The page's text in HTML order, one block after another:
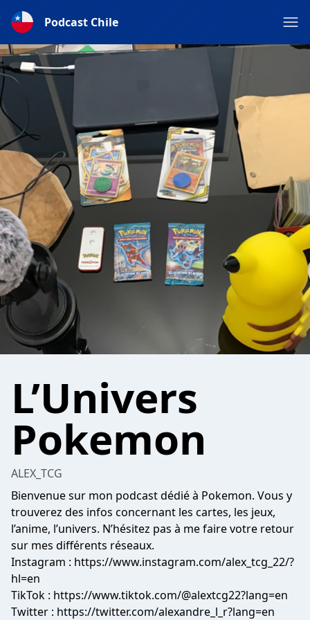
Podcast Chile
L’Univers
Pokemon
ALEX_TCG
Bienvenue sur mon podcast dédié à Pokemon. Vous y
trouverez des infos concernant les cartes, les jeux,
l’anime, l’univers. N’hésitez pas à me faire votre retour
sur mes différents réseaux.
Instagram : https://www.instagram.com/alex_tcg_22/?
hl=en
TikTok : https://www.tiktok.com/@alextcg22?lang=en
Twitter : https://twitter.com/alexandre_l_r?lang=en